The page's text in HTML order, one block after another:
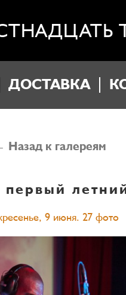
ДОСТАВКА
Назад к галереям
первый
9 июня. 27 фото